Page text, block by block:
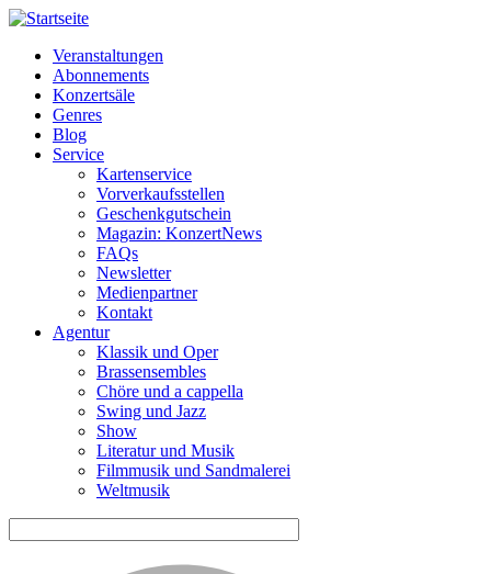
Horizontale
Navigation
MM
Veranstaltungen
Abonnements
Konzertsäle
Genres
Blog
Service
Kartenservice
Vorverkaufsstellen
Geschenkgutschein
Magazin: KonzertNews
FAQs
Newsletter
Medienpartner
Kontakt
Agentur
Klassik und Oper
Brassensembles
Chöre und a cappella
Swing und Jazz
Show
Literatur und Musik
Filmmusik und Sandmalerei
Weltmusik